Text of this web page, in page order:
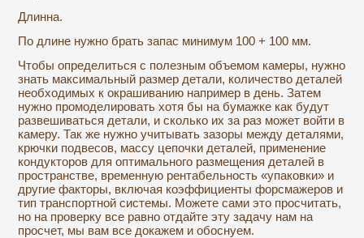
Длинна.
По длине нужно брать запас минимум 100 + 100 мм.
Чтобы определиться с полезным объемом камеры, нужно
знать максимальный размер детали, количество деталей
необходимых к окрашиванию например в день. Затем
нужно промоделировать хотя бы на бумажке как будут
развешиваться детали, и сколько их за раз может войти в
камеру. Так же нужно учитывать зазоры между деталями,
крючки подвесов, массу цепочки деталей, применение
кондукторов для оптимального размещения деталей в
пространстве, временную рентабельность «упаковки» и
другие факторы, включая коэффициенты форсмажеров и
тип транспортной системы. Можете сами это просчитать,
но на проверку все равно отдайте эту задачу нам на
просчет, мы вам все докажем и обоснуем.